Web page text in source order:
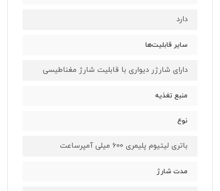
دارد
سایر قابلیت‌ها
دارای شارژر دیواری با قابلیت شارژ مغناطیسی
منبع تغذیه
نوع
باتری لیتیوم پلیمری 600 میلی آمپرساعت
مدت شارژ